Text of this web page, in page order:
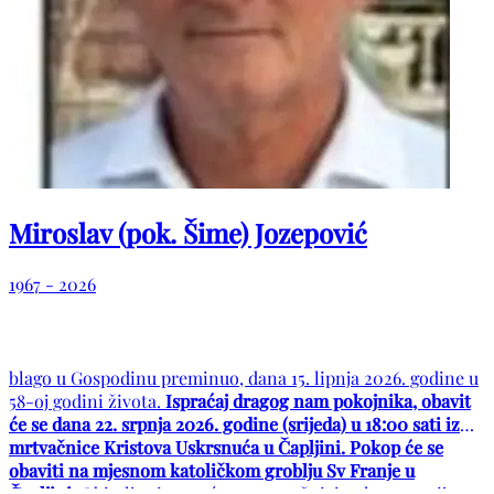
Miroslav (pok. Šime) Jozepović
1967 - 2026
blago u Gospodinu preminuo, dana 15. lipnja 2026. godine u
58-oj godini života. Ispraćaj dragog nam pokojnika, obavit
će se dana 22. srpnja 2026. godine (srijeda) u 18:00 sati iz
mrtvačnice Kristova Uskrsnuća u Čapljini. Pokop će se
obaviti na mjesnom katoličkom groblju Sv Franje u